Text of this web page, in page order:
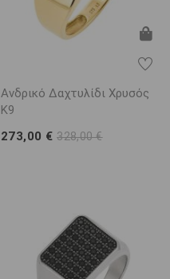
Ανδρικό Δαχτυλίδι Χρυσός
K9
273,00 €328,00 €